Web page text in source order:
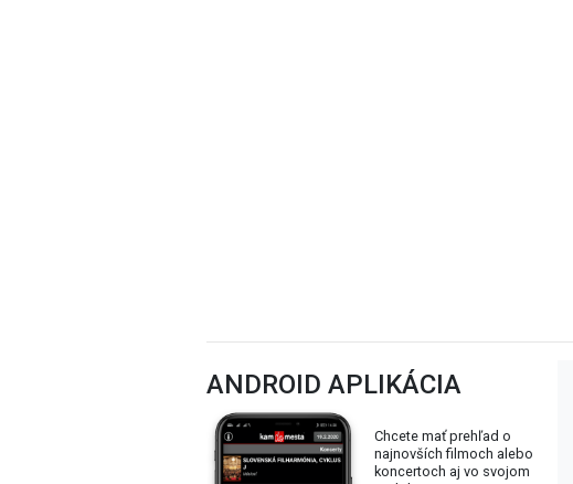
ANDROID APLIKÁCIA
Chcete mať prehľad o
najnovších filmoch alebo
koncertoch aj vo svojom